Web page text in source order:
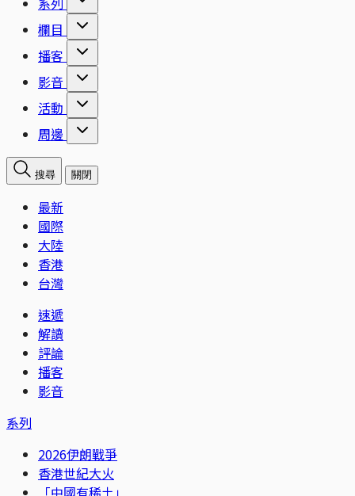
欄目
播客
影音
活動
周邊
搜尋 關閉
最新
國際
大陸
香港
台灣
速遞
解讀
評論
播客
影音
系列
2026伊朗戰爭
香港世紀大火
「中國有稀土」